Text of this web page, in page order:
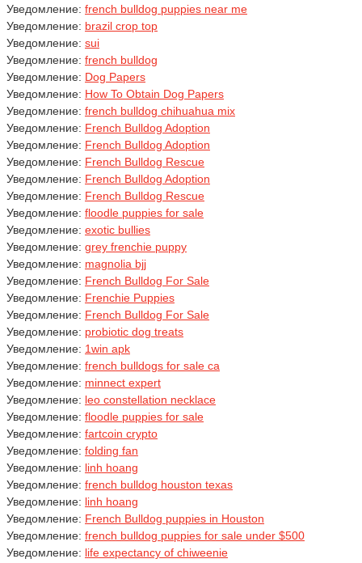
Уведомление: french bulldog puppies near me
Уведомление: brazil crop top
Уведомление: sui
Уведомление: french bulldog
Уведомление: Dog Papers
Уведомление: How To Obtain Dog Papers
Уведомление: french bulldog chihuahua mix
Уведомление: French Bulldog Adoption
Уведомление: French Bulldog Adoption
Уведомление: French Bulldog Rescue
Уведомление: French Bulldog Adoption
Уведомление: French Bulldog Rescue
Уведомление: floodle puppies for sale
Уведомление: exotic bullies
Уведомление: grey frenchie puppy
Уведомление: magnolia bjj
Уведомление: French Bulldog For Sale
Уведомление: Frenchie Puppies
Уведомление: French Bulldog For Sale
Уведомление: probiotic dog treats
Уведомление: 1win apk
Уведомление: french bulldogs for sale ca
Уведомление: minnect expert
Уведомление: leo constellation necklace
Уведомление: floodle puppies for sale
Уведомление: fartcoin crypto
Уведомление: folding fan
Уведомление: linh hoang
Уведомление: french bulldog houston texas
Уведомление: linh hoang
Уведомление: French Bulldog puppies in Houston
Уведомление: french bulldog puppies for sale under $500
Уведомление: life expectancy of chiweenie